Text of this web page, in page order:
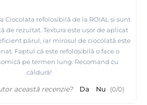
Ciocolata refolosibilă de la ROIAL și sunt
de rezultat. Textura este ușor de aplicat
părul, iar mirosul de ciocolată este
Faptul că este refolosibilă o face o
pe termen lung. Recomand cu
căldură!
această recenzie? Da Nu (0/0)